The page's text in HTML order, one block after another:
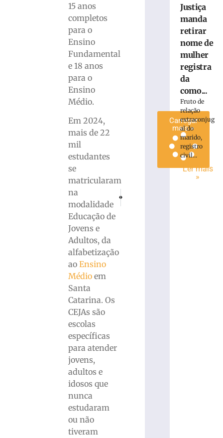
15 anos
completos
para o
Ensino
Fundamental
e 18 anos
para o
Ensino
Médio.
Em 2024,
mais de 22
mil
estudantes
se
matricularam
na
modalidade
Educação de
Jovens e
Adultos, da
alfabetização
ao Ensino
Médioem
Santa
Catarina. Os
CEJAs são
escolas
específicas
para atender
jovens,
adultos e
idosos que
nunca
estudaram
ou não
tiveram
Polícia Militar detém homem por
Brusque
escolas
Carregar
mais »
Justiça
manda
retirar
nome de
mulher
registra
da
como...
Fruto de
relação
extraconjug
al do
marido,
registro
civil...
Ler mais
»